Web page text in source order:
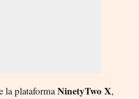
la plataformaNinetyTwo X,